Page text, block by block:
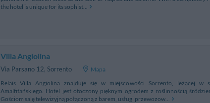
the hotel is unique for its sophist...
Villa Angiolina
Via Parsano 12, Sorrento
Mapa
Relais Villa Angiolina znajduje się w miejscowości Sorrento, leżącej w
Amalfitańskiego. Hotel jest otoczony pięknym ogrodem z roślinnością
Gościom salę telewizyjną połączoną z barem, usługi przewozow...